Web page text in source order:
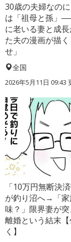
30歳の夫婦なの
は「祖母と孫」
に老いる妻と成
た夫の漫画が描
せ」
全国
2026年5月11日 09:43
「10万円無断決
が釣り沼へ→「家
味？」限界妻が
離婚という結末
く】